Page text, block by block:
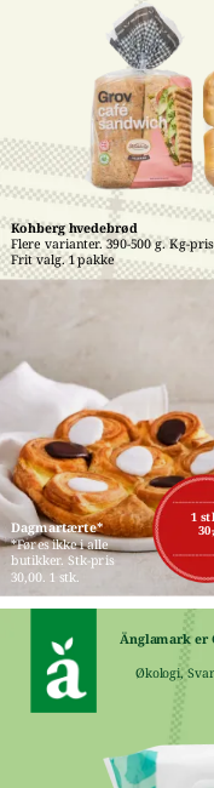
Kohberg hvedebrød
Flere varianter. 390-500 g. Kg-pris
Frit valg. 1 pakke
1
30,-
Dagmartærte*
*Føres ikke i alle
butikker. Stk-pris
30,00. 1 stk.
Änglamark er
Økologi,